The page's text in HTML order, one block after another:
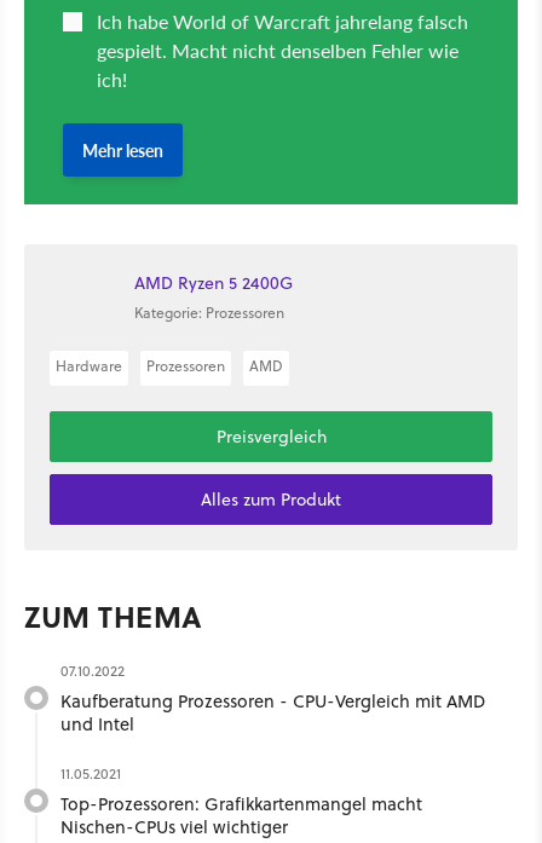
AMD Ryzen 5 2400G
Kategorie: Prozessoren
Hardware Prozessoren AMD
Preisvergleich
Alles zum Produkt
ZUM THEMA
07.10.2022
Kaufberatung Prozessoren - CPU-Vergleich mit AMD
und Intel
11.05.2021
Top-Prozessoren: Grafikkartenmangel macht
Nischen-CPUs viel wichtiger